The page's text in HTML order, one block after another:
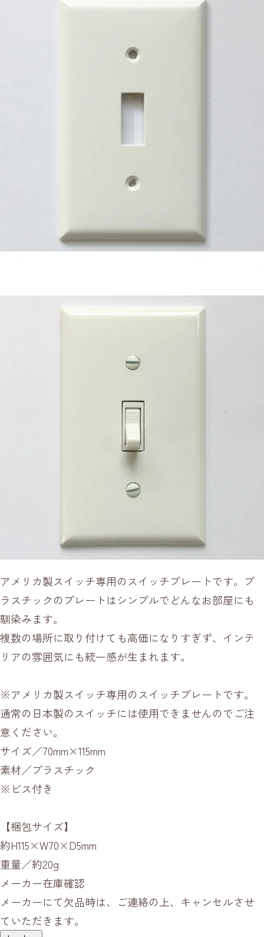
アメリカ製スイッチ専用のスイッチプレートです。プ
ラスチックのプレートはシンプルでどんなお部屋にも
馴染みます。
複数の場所に取り付けても高価になりすぎず、インテ
リアの雰囲気にも統一感が生まれます。
※アメリカ製スイッチ専用のスイッチプレートです。
通常の日本製のスイッチには使用できませんのでご注
意ください。
サイズ／70mm×115mm
素材／プラスチック
※ビス付き
【梱包サイズ】
約H115×W70×D5mm
重量／約20g
メーカー在庫確認
メーカーにて欠品時は、ご連絡の上、キャンセルさせ
ていただきます。